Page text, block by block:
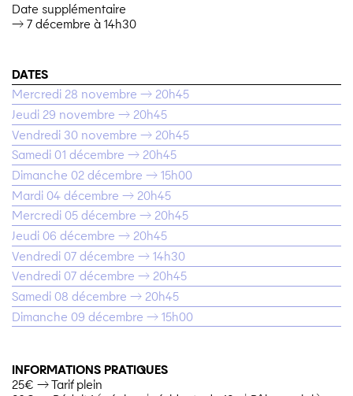
Date supplémentaire
→ 7 décembre à 14h30
DATES
Mercredi 28 novembre → 20h45
Jeudi 29 novembre → 20h45
Vendredi 30 novembre → 20h45
Samedi 01 décembre → 20h45
Dimanche 02 décembre → 15h00
Mardi 04 décembre → 20h45
Mercredi 05 décembre → 20h45
Jeudi 06 décembre → 20h45
Vendredi 07 décembre → 14h30
Vendredi 07 décembre → 20h45
Samedi 08 décembre → 20h45
Dimanche 09 décembre → 15h00
INFORMATIONS PRATIQUES
25€ → Tarif plein